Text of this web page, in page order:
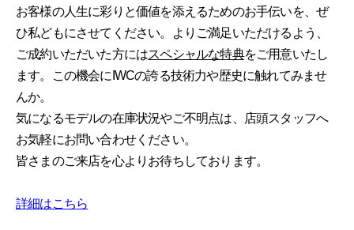
お客様の人生に彩りと価値を添えるためのお手伝いを、ぜ
ひ私どもにさせてください。よりご満足いただけるよう、
ご成約いただいた方にはスペシャルな特典をご用意いたし
ます。この機会にIWCの誇る技術力や歴史に触れてみませ
んか。
気になるモデルの在庫状況やご不明点は、店頭スタッフへ
お気軽にお問い合わせください。
皆さまのご来店を心よりお待ちしております。
詳細はこちら